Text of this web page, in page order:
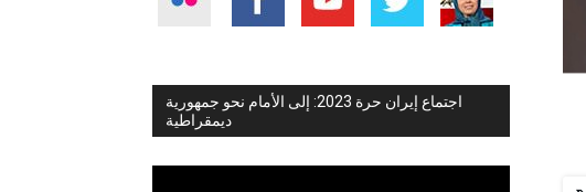
اجتماع إيران حرة 2023: إلى الأمام نحو جمهورية
ديمقراطية